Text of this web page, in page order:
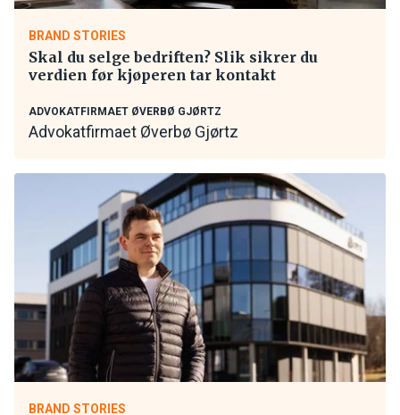
BRAND STORIES
Skal du selge bedriften? Slik sikrer du
verdien før kjøperen tar kontakt
ADVOKATFIRMAET ØVERBØ GJØRTZ
Advokatfirmaet Øverbø Gjørtz
BRAND STORIES